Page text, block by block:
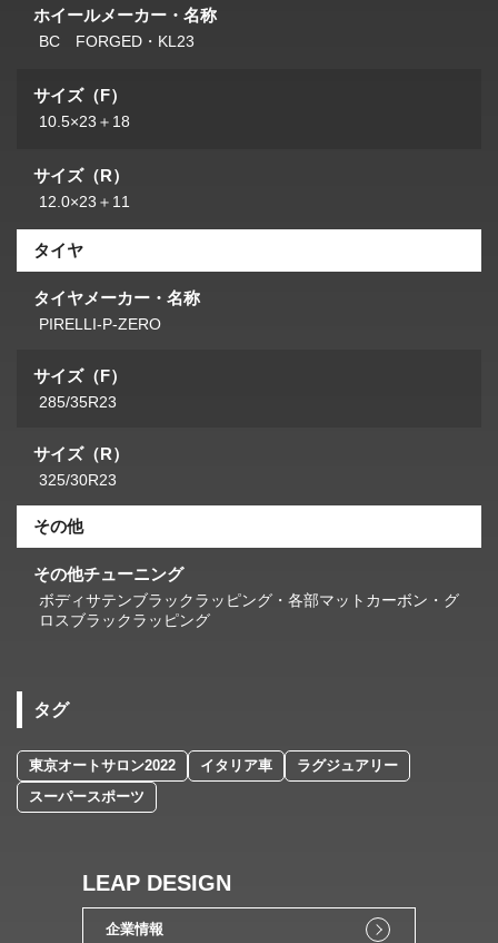
ホイールメーカー・名称
BC FORGED・KL23
サイズ（F）
10.5×23＋18
サイズ（R）
12.0×23＋11
タイヤ
タイヤメーカー・名称
PIRELLI-P-ZERO
サイズ（F）
285/35R23
サイズ（R）
325/30R23
その他
その他チューニング
ボディサテンブラックラッピング・各部マットカーボン・グ
ロスブラックラッピング
タグ
東京オートサロン2022 イタリア車
ラグジュアリー
スーパースポーツ
LEAP DESIGN
企業情報